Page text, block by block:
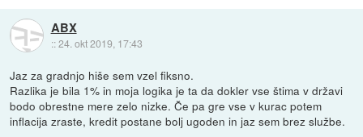
ABX
::24. okt 2019, 17:43
Jaz za gradnjo hiše sem vzel fiksno.
Razlika je bila 1% in moja logika je ta da dokler vse štima v državi
bodo obrestne mere zelo nizke. Če pa gre vse v kurac potem
inflacija zraste, kredit postane bolj ugoden in jaz sem brez službe.